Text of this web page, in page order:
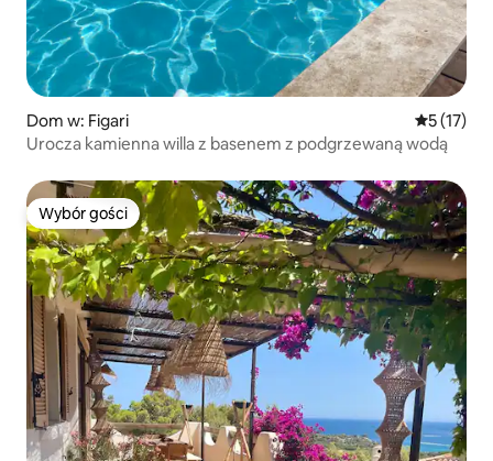
Dom w: Figari Średnia
5 (17)
Urocza kamienna willa z basenem z podgrzewaną wodą
Wybór gości
Wybór gości